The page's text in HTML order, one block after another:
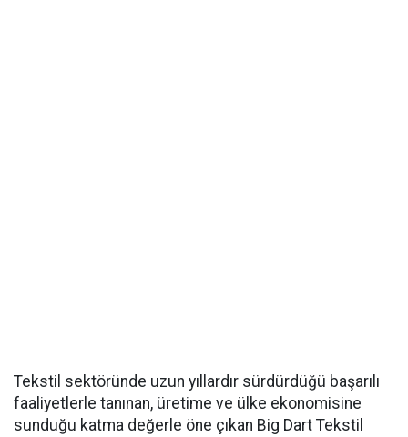
Tekstil sektöründe uzun yıllardır sürdürdüğü başarılı
faaliyetlerle tanınan, üretime ve ülke ekonomisine
sunduğu katma değerle öne çıkan Big Dart Tekstil